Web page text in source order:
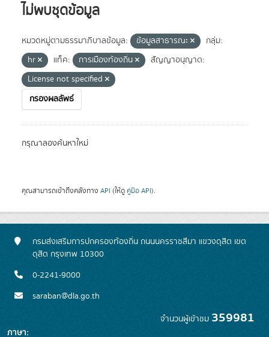
ไม่พบชุดข้อมูล
หมวดหมู่ตามธรรมาภิบาลข้อมูล: ข้อมูลสาธารณะ
กลุ่ม:
hr
แท็ค: การเมืองท้องถิ่น
สัญญาอนุญาต:
License not specified
กรองผลลัพธ์
กรุณาลองค้นหาใหม่
คุณสามารถเข้าถึงคลังทาง API (ให้ดู คู่มือ API).
กรมส่งเสริมการปกครองท้องถิ่น ถนนนครราชสีมา แขวงดุสิต เขต
ดุสิต กรุงเทพ 10300
0-2241-9000
saraban@dla.go.th
จำนวนผู้เข้าชม 359981
ภาษา